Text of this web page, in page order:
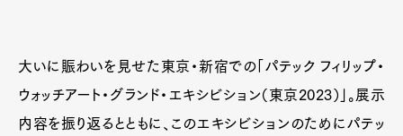
大いに賑わいを見せた東京・新宿での「パテック フィリップ・
ウォッチアート・グランド・エキシビション（東京2023）」。展示
内容を振り返るとともに、このエキシビションのためにパテッ